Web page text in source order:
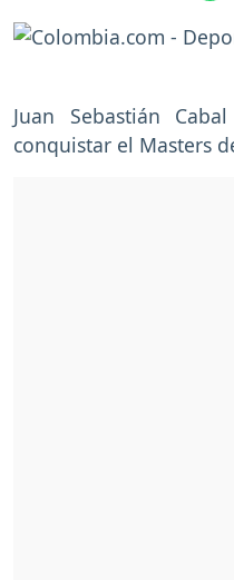
Juan Sebastián
conquistar el Masters